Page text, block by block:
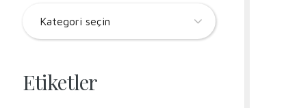
Kategori seçin
Etiketler